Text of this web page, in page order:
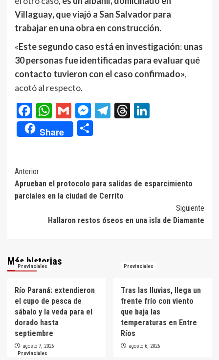
Villaguay, que viajó a San Salvador para
trabajar en una obra en construcción.
«Este segundo caso está en investigación: unas
30 personas fue identificadas para evaluar qué
contacto tuvieron con el caso confirmado»,
acotó al respecto.
Facebook
WhatsApp
GmailMessenger
Telegram
Threads
Share
Navegación
de
entradas
Anterior
Aprueban el protocolo para salidas de esparcimiento
parciales en la ciudad de Cerrito
Siguiente
Hallaron restos óseos en una isla de Diamante
Más historias
Provinciales
Río Paraná: extendieron
el cupo de pesca de
sábalo y la veda para el
dorado hasta
septiembre
agosto 7, 2026
Provinciales
Tras las lluvias, llega un
frente frío con viento
que baja las
temperaturas en Entre
Ríos
agosto 6, 2026
Provinciales